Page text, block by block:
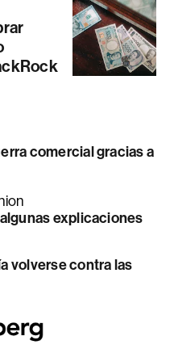
comercial gracias a
explicaciones
volverse contra las